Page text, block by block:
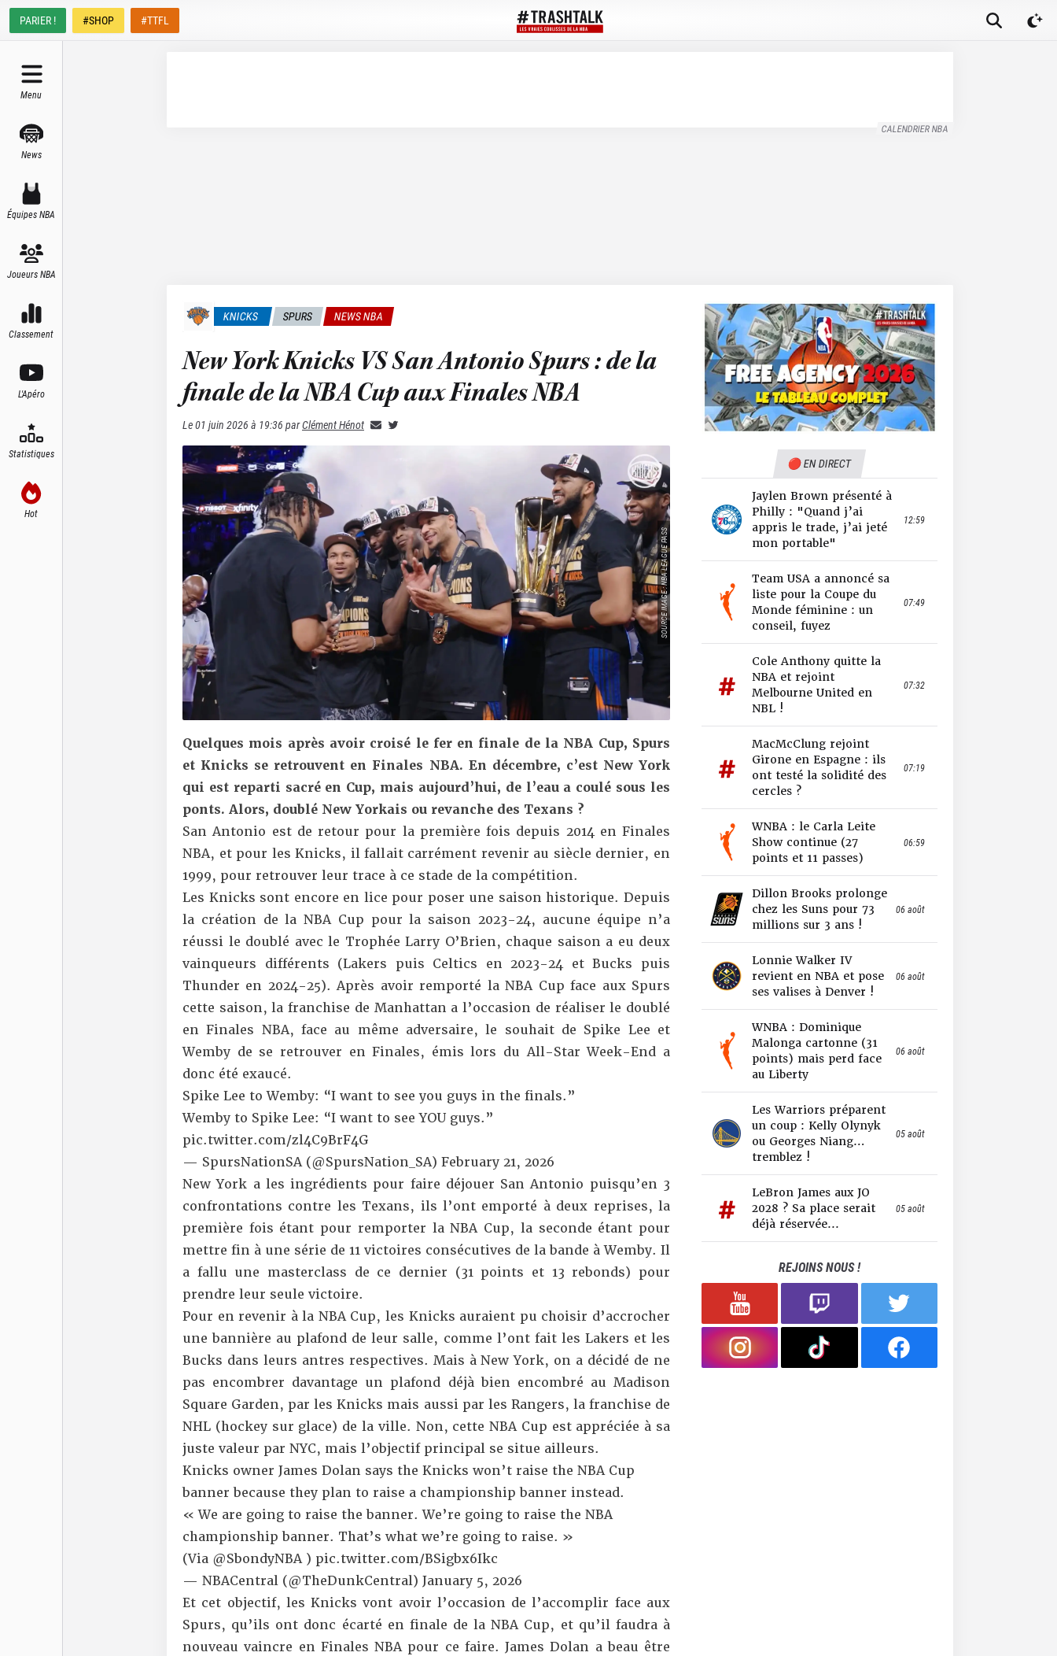
PARIER ! #SHOP #TTFL
Menu
News
Équipes NBA
Joueurs NBA
Classement
L'Apéro
Statistiques
Hot
CALENDRIER NBA
KNICKS SPURS NEWS NBA
New York Knicks VS San Antonio Spurs : de la
finale de la NBA Cup aux Finales NBA
Le01 juin 2026 à 19:36 parClément Hénot
SOURCE IMAGE : NBA LEAGUE PASS
Quelques mois après avoir croisé le fer en finale de la NBA Cup, Spurs
et Knicks se retrouvent en Finales NBA. En décembre, c’est New York
qui est reparti sacré en Cup, mais aujourd’hui, de l’eau a coulé sous les
ponts. Alors, doublé New Yorkais ou revanche des Texans ?
San Antonio est de retour pour la première fois depuis 2014 en Finales
NBA, et pour les Knicks, il fallait carrément revenir au siècle dernier, en
1999, pour retrouver leur trace à ce stade de la compétition.
Les Knicks sont encore en lice pour poser une saison historique. Depuis
la création de la NBA Cup pour la saison 2023-24, aucune équipe n’a
réussi le doublé avec le Trophée Larry O’Brien, chaque saison a eu deux
vainqueurs différents (Lakers puis Celtics en 2023-24 et Bucks puis
Thunder en 2024-25). Après avoir remporté la NBA Cup face aux Spurs
cette saison, la franchise de Manhattan a l’occasion de réaliser le doublé
en Finales NBA, face au même adversaire, le souhait de Spike Lee et
Wemby de se retrouver en Finales, émis lors du All-Star Week-End a
donc été exaucé.
Spike Lee to Wemby: “I want to see you guys in the finals.”
Wemby to Spike Lee: “I want to see YOU guys.”
pic.twitter.com/zl4C9BrF4G
— SpursNationSA (@SpursNation_SA) February 21, 2026
New York a les ingrédients pour faire déjouer San Antonio puisqu’en 3
confrontations contre les Texans, ils l’ont emporté à deux reprises, la
première fois étant pour remporter la NBA Cup, la seconde étant pour
mettre fin à une série de 11 victoires consécutives de la bande à Wemby. Il
a fallu une masterclass de ce dernier (31 points et 13 rebonds) pour
prendre leur seule victoire.
Pour en revenir à la NBA Cup, les Knicks auraient pu choisir d’accrocher
une bannière au plafond de leur salle, comme l’ont fait les Lakers et les
Bucks dans leurs antres respectives. Mais à New York, on a décidé de ne
pas encombrer davantage un plafond déjà bien encombré au Madison
Square Garden, par les Knicks mais aussi par les Rangers, la franchise de
NHL (hockey sur glace) de la ville. Non, cette NBA Cup est appréciée à sa
juste valeur par NYC, mais l’objectif principal se situe ailleurs.
Knicks owner James Dolan says the Knicks won’t raise the NBA Cup
banner because they plan to raise a championship banner instead.
« We are going to raise the banner. We’re going to raise the NBA
championship banner. That’s what we’re going to raise. »
(Via @SbondyNBA) pic.twitter.com/BSigbx6Ikc
— NBACentral (@TheDunkCentral) January 5, 2026
Et cet objectif, les Knicks vont avoir l’occasion de l’accomplir face aux
Spurs, qu’ils ont donc écarté en finale de la NBA Cup, et qu’il faudra à
nouveau vaincre en Finales NBA pour ce faire. James Dolan a beau être
🔴 EN DIRECT
Jaylen Brown présenté à
Philly : "Quand j’ai
appris le trade, j’ai jeté
mon portable"
12:59
Team USA a annoncé sa
liste pour la Coupe du
Monde féminine : un
conseil, fuyez
07:49
Cole Anthony quitte la
NBA et rejoint
Melbourne United en
NBL !
07:32
MacMcClung rejoint
Girone en Espagne : ils
ont testé la solidité des
cercles ?
07:19
WNBA : le Carla Leite
Show continue (27
points et 11 passes)
06:59
Dillon Brooks prolonge
chez les Suns pour 73
millions sur 3 ans !
06 août
Lonnie Walker IV
revient en NBA et pose
ses valises à Denver !
06 août
WNBA : Dominique
Malonga cartonne (31
points) mais perd face
au Liberty
06 août
Les Warriors préparent
un coup : Kelly Olynyk
ou Georges Niang…
tremblez !
05 août
LeBron James aux JO
2028 ? Sa place serait
déjà réservée...
05 août
REJOINS NOUS !